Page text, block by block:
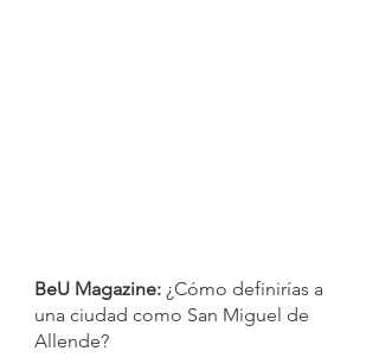
BeU Magazine: ¿Cómo definirías a
una ciudad como San Miguel de
Allende?